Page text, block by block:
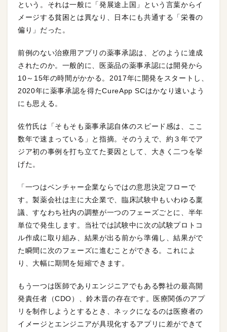
という。それは一般に「発展途上国」という言葉からイ
メージする貧困とは異なり、日本にも共通する「栄養の
偏り」だった。
前例のない治療用アプリの薬事承認は、どのように達成
されたのか。一般的に、医薬品の薬事承認には開発から
10～15年の時間がかかる。2017年に開発をスタートし、
2020年に薬事承認を得たCureApp SCはかなり速いよう
にも思える。
佐竹氏は「そもそも薬事承認自体のスピード感は、ここ
数年で速まっている」と指摘。そのうえで、約３年でア
ジア初の事例を打ち立てた要因として、大きく二つを挙
げた。
「一つはベンチャー企業ならではの意思決定フローで
す。製薬会社は主に大企業で、臨床試験中もいわゆる稟
議、すなわち社内の調整が一つのフェーズごとに、半年
単位で発生します。当社では試験中に次の試験プロトコ
ル作成に取り組み、結果が出る前から準備し、結果がで
た瞬間に次のフェーズに進むことができる。これによ
り、大幅に期間を短縮できます。
もう一つは医師でありエンジニアでもある弊社の最高開
発責任者（CDO）、鈴木晋の存在です。医療関係のアプ
リを制作しようとするとき、ネックになるのは医療者の
イメージとエンジニアが具現化するアプリに差ができて